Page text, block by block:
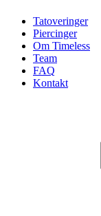
Tatoveringer
Piercinger
Om Timeless
Team
FAQ
Kontakt